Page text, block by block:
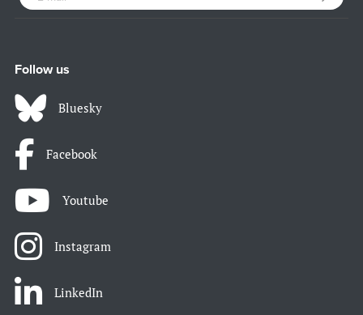
Follow us
Bluesky
Facebook
Youtube
Instagram
LinkedIn